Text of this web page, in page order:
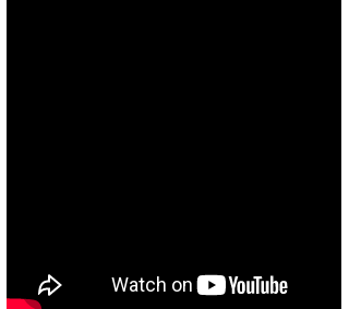
mitsuteru Kamio
SURFMEDIA
波伝説アンバサダー/プロライダー